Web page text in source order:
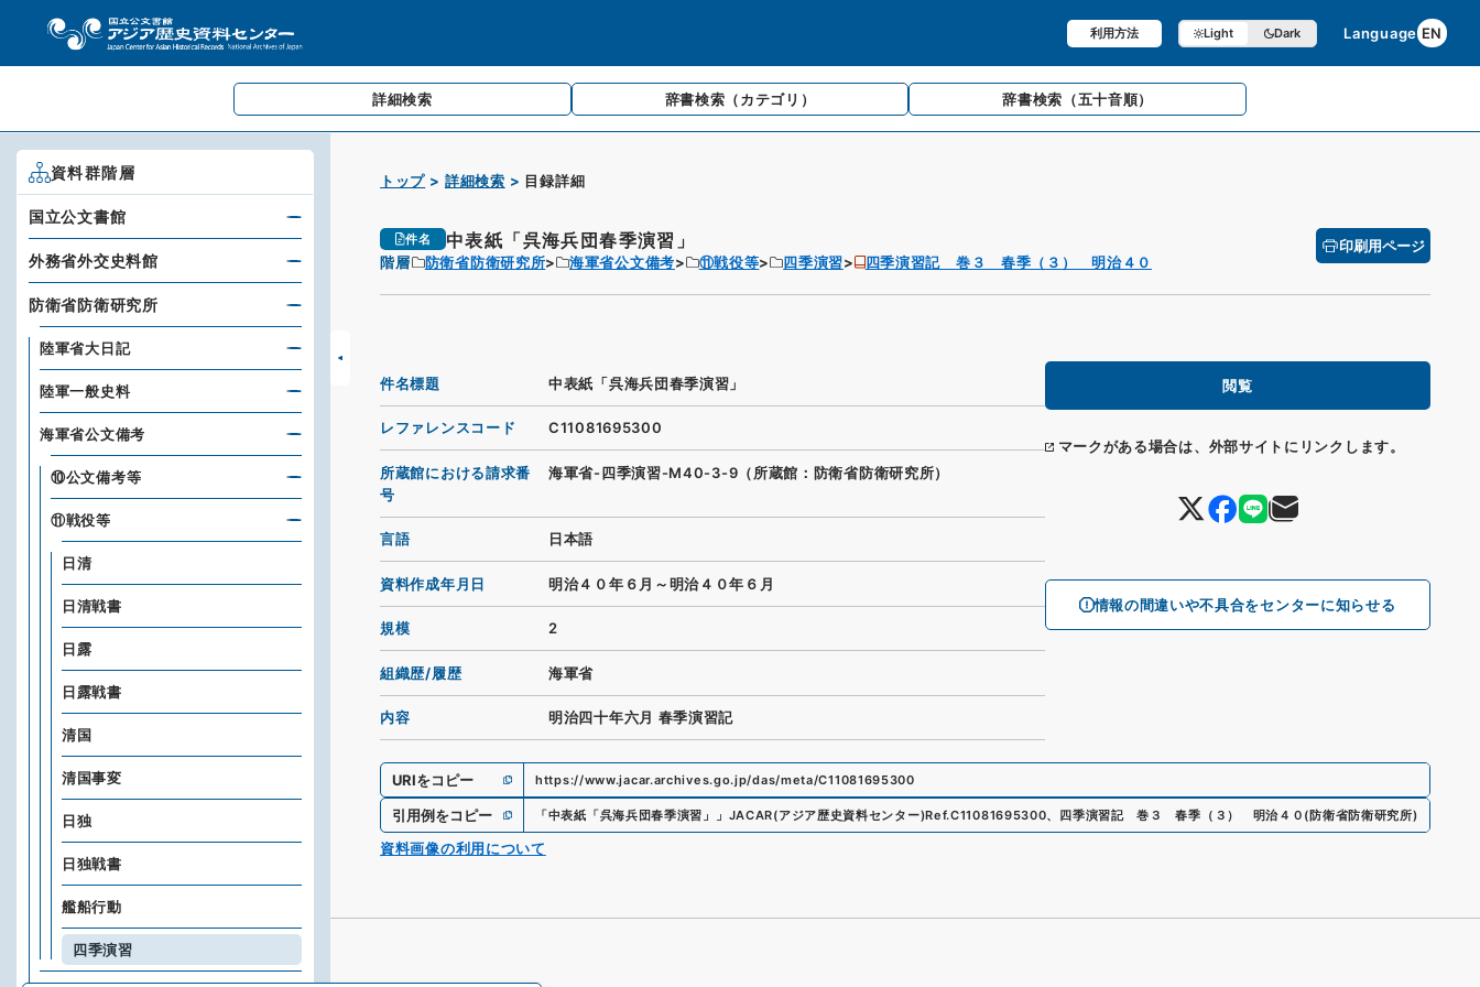
利用方法 Light Dark Language EN
詳細検索 辞書検索 （カテゴリ） 辞書検索 （五十音順）
トップ 詳細検索 目録詳細
件名 中表紙「呉海兵団春季演習」
階層 防衛省防衛研究所 海軍省公文備考 ⑪戦役等 四季演習 四季演習記 巻３ 春季（３） 明治４０
印刷用ページ
閲覧
マークがある場合は、外部サイトにリンクします。
情報の間違いや不具合をセンターに知らせる
件名標題 中表紙「呉海兵団春季演習」
レファレンスコード C11081695300
所蔵館における請求番
号
海軍省-四季演習-M40-3-9（所蔵館：防衛省防衛研究所）
言語 日本語
資料作成年月日 明治４０年６月～明治４０年６月
規模 2
組織歴/履歴 海軍省
内容 明治四十年六月 春季演習記
URIをコピー https://www.jacar.archives.go.jp/das/meta/C11081695300
引用例をコピー 「中表紙「呉海兵団春季演習」 」 JACAR(アジア歴史資料センター)Ref.C11081695300、 四季演習記 巻３ 春季（３） 明治４０ (防衛省防衛研究所)
資料画像の利用について
資料群階層
国立公文書館
外務省外交史料館
防衛省防衛研究所
陸軍省大日記
陸軍一般史料
海軍省公文備考
⑩公文備考等
⑪戦役等
日清
日清戦書
日露
日露戦書
清国
清国事変
日独
日独戦書
艦船行動
四季演習